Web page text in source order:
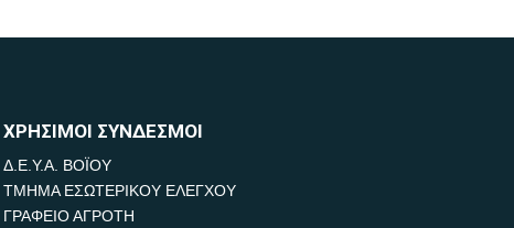
ΧΡΗΣΙΜΟΙ ΣΥΝΔΕΣΜΟΙ
Δ.Ε.Υ.Α. ΒΟΪΟΥ
ΤΜΗΜΑ ΕΣΩΤΕΡΙΚΟΥ ΕΛΕΓΧΟΥ
ΓΡΑΦΕΙΟ ΑΓΡΟΤΗ